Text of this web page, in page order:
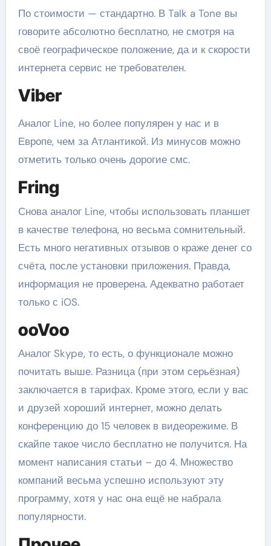
По стоимости — стандартно. В Talk a Tone вы
говорите абсолютно бесплатно, не смотря на
своё географическое положение, да и к скорости
интернета сервис не требователен.
Viber
Аналог Line, но более популярен у нас и в
Европе, чем за Атлантикой. Из минусов можно
отметить только очень дорогие смс.
Fring
Снова аналог Line, чтобы использовать планшет
в качестве телефона, но весьма сомнительный.
Есть много негативных отзывов о краже денег со
счёта, после установки приложения. Правда,
информация не проверена. Адекватно работает
только с iOS.
ooVoo
Аналог Skype, то есть, о функционале можно
почитать выше. Разница (при этом серьёзная)
заключается в тарифах. Кроме этого, если у вас
и друзей хороший интернет, можно делать
конференцию до 15 человек в видеорежиме. В
скайпе такое число бесплатно не получится. На
момент написания статьи – до 4. Множество
компаний весьма успешно используют эту
программу, хотя у нас она ещё не набрала
популярности.